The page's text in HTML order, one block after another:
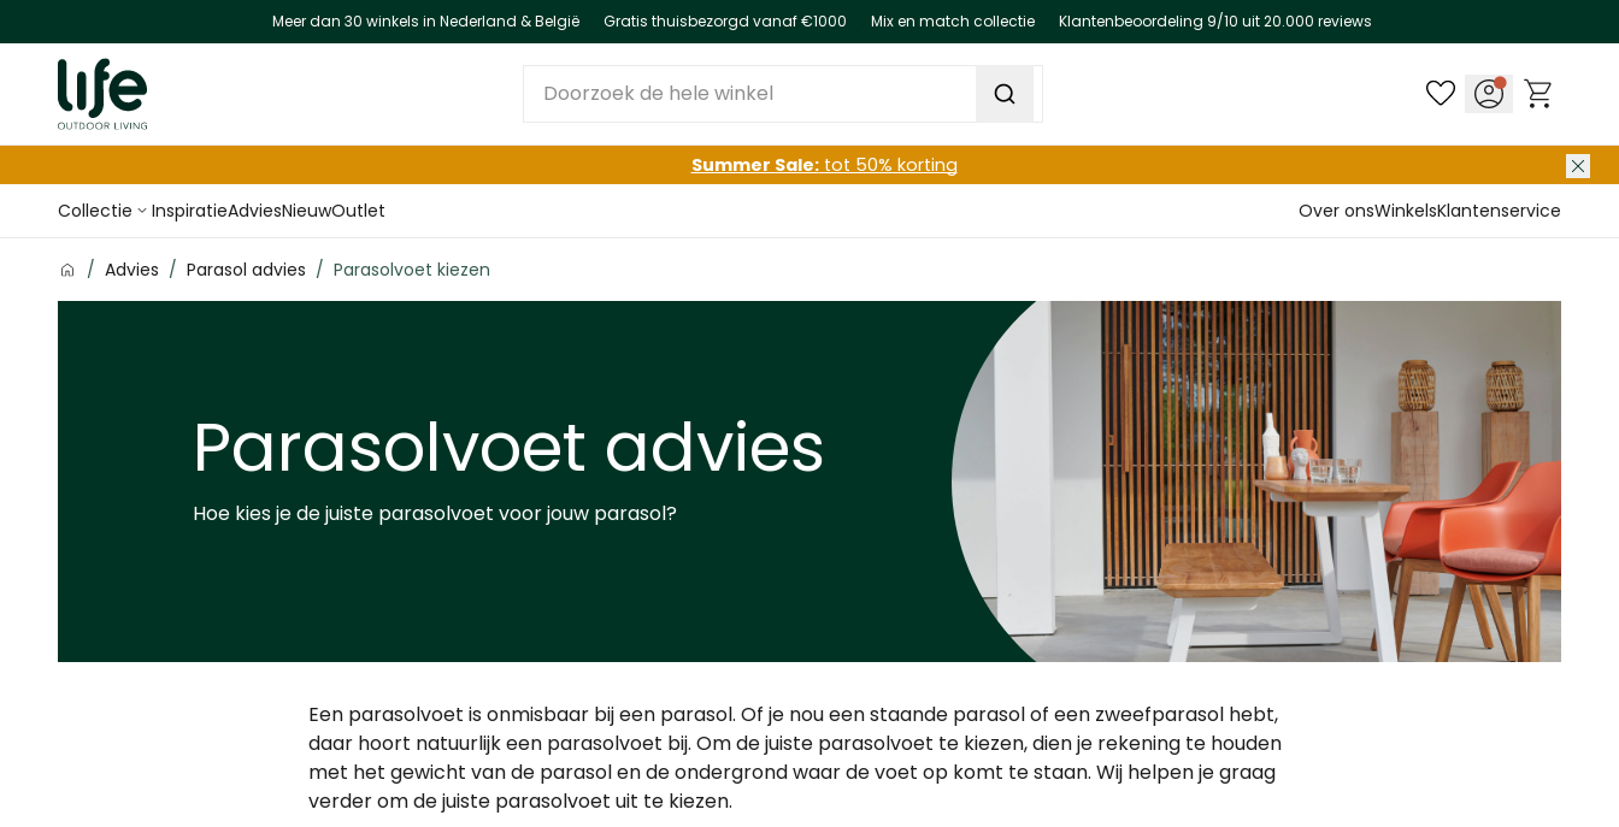
Meer dan 30 winkels in Nederland & België Gratis thuisbezorgd vanaf €1000 Mix en match collectie Klantenbeoordeling 9/10 uit 20.000 reviews
Ga naar de inhoud
Summer Sale:tot 50% korting
Collectie
InspiratieAdviesNieuwOutlet Over onsWinkelsKlantenservice
/ Advies / Parasol advies / Parasolvoet kiezen
Parasolvoet advies
Hoe kies je de juiste parasolvoet voor jouw parasol?
Een parasolvoet is onmisbaar bij een parasol. Of je nou een staande parasol of een zweefparasol hebt,
daar hoort natuurlijk een parasolvoet bij. Om de juiste parasolvoet te kiezen, dien je rekening te houden
met het gewicht van de parasol en de ondergrond waar de voet op komt te staan. Wij helpen je graag
verder om de juiste parasolvoet uit te kiezen.